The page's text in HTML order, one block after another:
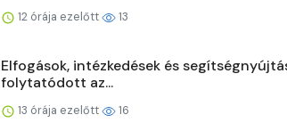
12 órája ezelőtt 13
Elfogások, intézkedések és
folytatódott az...
13 órája ezelőtt 16